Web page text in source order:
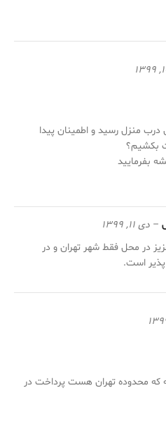
منزل رسید و اطمینان پیدا
بکشیم؟
بفرمایید
– دی 11, 1399
در محل فقط شهر تهران و در
است.
که محدوده تهران هست پرداخت در